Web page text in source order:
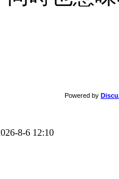
Powered by
8-6 12:10